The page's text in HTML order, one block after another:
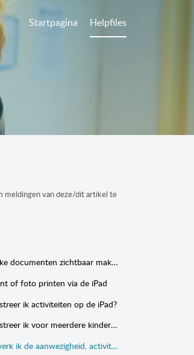
Startpagina Helpfiles
meldingen van deze/dit artikel te
Belangrijke documenten zichtbaar maken op de groep (iPad)
of foto printen via de iPad
ik activiteiten op de iPad?
Hoe registreer ik voor meerdere kinderen tegelijk activiteiten (multi-select knop)?
Hoe bewerk ik de aanwezigheid, activiteit of notitie op de iPad?